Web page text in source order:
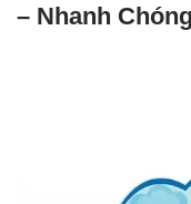
– Nhanh Chóng